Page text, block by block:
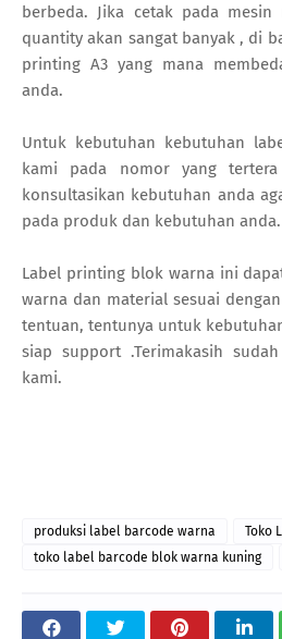
berbeda. Jika cetak pada
quantity akan sangat banyak , di
printing A3 yang mana
anda.
Untuk kebutuhan kebutuhan
kami pada nomor yang
konsultasikan kebutuhan anda
pada produk dan kebutuhan anda.
Label printing blok warna ini
warna dan material sesuai
tentuan, tentunya untuk
siap support .Terimakasih
kami.
produksi label barcode warna
Toko
toko label barcode blok warna kuning